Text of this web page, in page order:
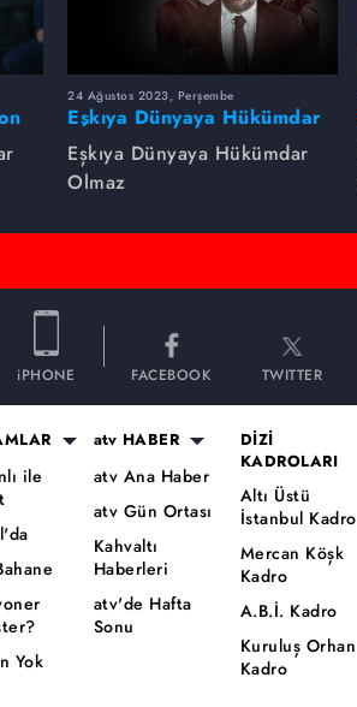
24 Ağustos 2023, Perşembe
Eşkıya Dünyaya Hükümdar
Olmaz dizsinin en çok
izlenen sahneleri
Eşkıya Dünyaya Hükümdar
Olmaz
iPHONE FACEBOOK TWITTER
ile
Yok
atv HABER
atv Ana Haber
atv Gün Ortası
Kahvaltı
Haberleri
atv'de Hafta
Sonu
DİZİ
KADROLARI
Altı Üstü
İstanbul Kadro
Mercan Köşk
Kadro
A.B.İ. Kadro
Kuruluş Orhan
Kadro